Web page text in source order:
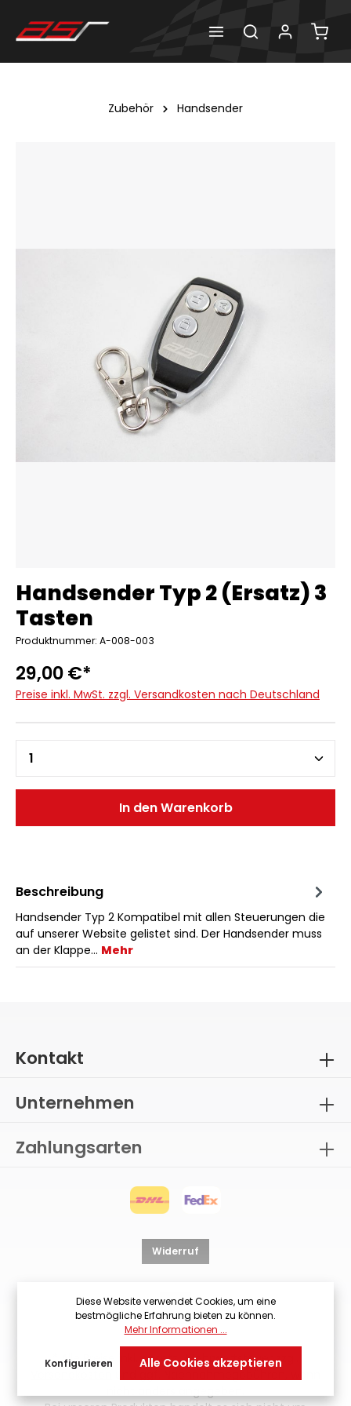
Zubehör Handsender
Handsender Typ 2 (Ersatz) 3
Tasten
Produktnummer: A-008-003
29,00 €*
Preise inkl. MwSt. zzgl. Versandkosten nach Deutschland
In den Warenkorb
Beschreibung
Handsender Typ 2 Kompatibel mit allen Steuerungen die
auf unserer Website gelistet sind. Der Handsender muss
an der Klappe… Mehr
Kontakt
Unternehmen
Zahlungsarten
Widerruf
* Alle Preise inkl. gesetzl. Mehrwertsteuer zzgl.
und ggf. Nachnahmegebühren, wenn
Diese Website verwendet Cookies, um eine
bestmögliche Erfahrung bieten zu können.
Mehr Informationen ...
Konfigurieren Alle Cookies akzeptieren